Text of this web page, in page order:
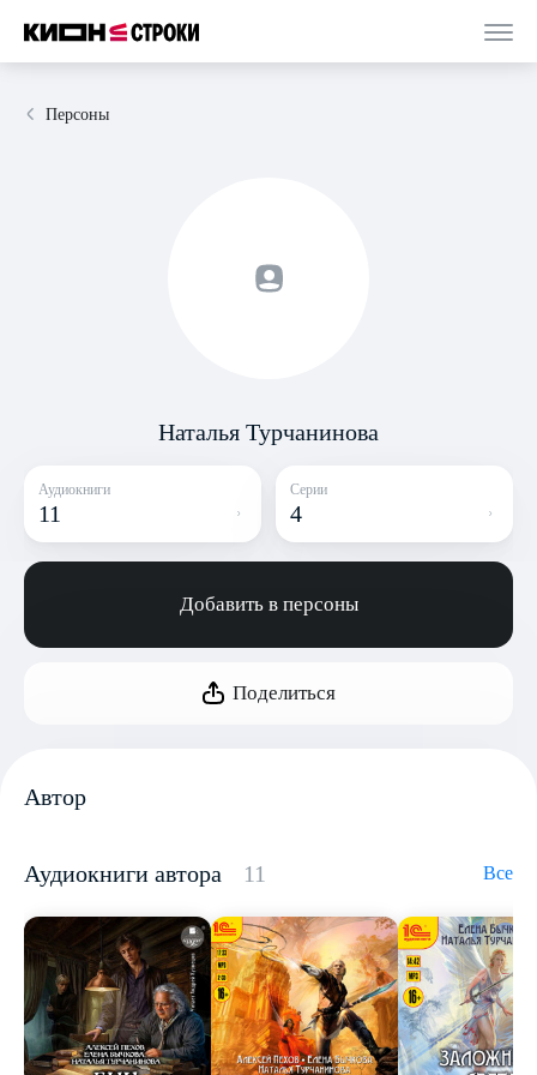
Персоны
Наталья Турчанинова
Аудиокниги
11
Серии
4
Добавить в персоны
Поделиться
Автор
Аудиокниги автора 11 Все